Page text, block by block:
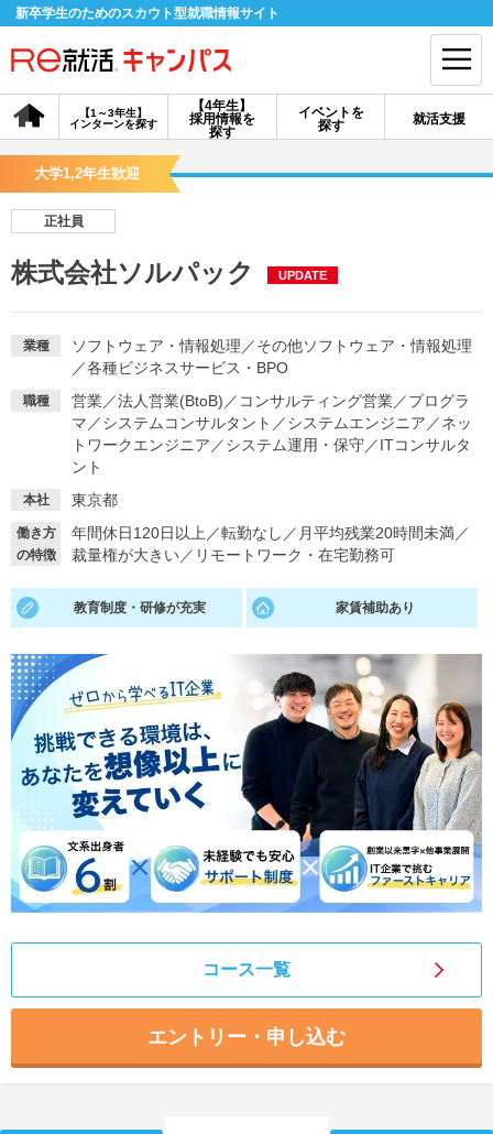
新卒学生のためのスカウト型就職情報サイト
【4年生】
採用情報を
探す
【1～3年生】
インターンを探す
イベントを
探す
就活支援
会員登録 ログイン
探す
イベントを探す スカウト お知らせ
就活ノウハウ・サポート
就活支援
就活ノウハウが満載！
就活コラム
お役立ち記事・相談室など
適職診断 就活チャンネル
就活ニュースペーパー
就活時事ニュースを更新
よくある質問
不明点があればこちら
大学1,2年生歓迎
正社員
株式会社ソルパック UPDATE
業種 ソフトウェア・情報処理 ／その他ソフトウェア・情報処理
／各種ビジネスサービス・BPO
職種 営業／法人営業(BtoB) ／ コンサルティング営業／プログラ
マ ／システムコンサルタント ／システムエンジニア ／ネッ
トワークエンジニア ／システム運用・保守／ITコンサルタ
ント
本社 東京都
働き方
の特徴
年間休日120日以上 ／転勤なし ／ 月平均残業20時間未満／
裁量権が大きい／ リモートワーク・在宅勤務可
教育制度・研修が充実 家賃補助あり
コース一覧
エントリー・申し込む